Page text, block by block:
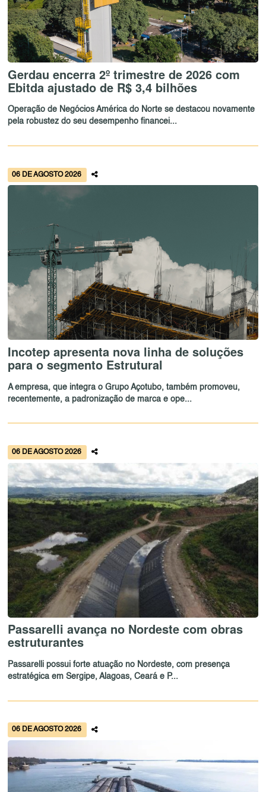
Gerdau encerra 2º trimestre de 2026 com
Ebitda ajustado de R$ 3,4 bilhões
Operação de Negócios América do Norte se destacou novamente
pela robustez do seu desempenho financei...
06 DE AGOSTO 2026
Incotep apresenta nova linha de soluções
para o segmento Estrutural
A empresa, que integra o Grupo Açotubo, também promoveu,
recentemente, a padronização de marca e ope...
06 DE AGOSTO 2026
Passarelli avança no Nordeste com obras
estruturantes
Passarelli possui forte atuação no Nordeste, com presença
estratégica em Sergipe, Alagoas, Ceará e P...
06 DE AGOSTO 2026